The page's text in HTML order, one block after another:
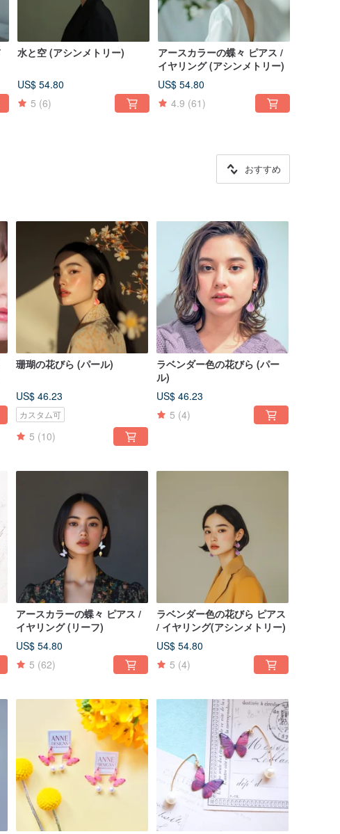
水と空 (アシンメトリー)
US$ 54.80
5 (6)
アースカラーの蝶々 ピアス /
イヤリング (アシンメトリー)
US$ 54.80
4.9 (61)
おすすめ
珊瑚の花びら (パール)
US$ 46.23
カスタム可
5 (10)
ラベンダー色の花びら (パー
ル)
US$ 46.23
5 (4)
アースカラーの蝶々 ピアス /
イヤリング (リーフ)
US$ 54.80
5 (62)
ラベンダー色の花びら ピアス
/ イヤリング(アシンメトリー)
US$ 54.80
5 (4)